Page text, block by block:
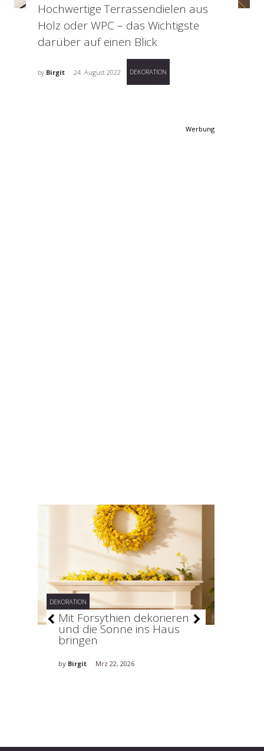
Hochwertige Terrassendielen aus
Holz oder WPC – das Wichtigste
darüber auf einen Blick
by Birgit 24. August 2022 DEKORATION
Werbung
DEKORATION
Mit Forsythien dekorieren
und die Sonne ins Haus
bringen
by Birgit Mrz 22, 2026